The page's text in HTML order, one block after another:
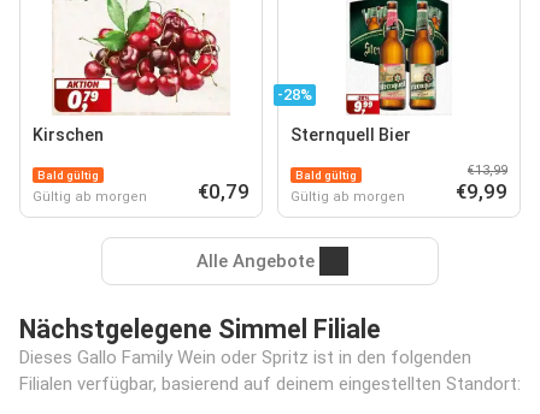
Kirschen
Bald gültig
Gültig ab morgen €0,79
-28%
Sternquell Bier
Bald gültig
Gültig ab morgen
€13,99
€9,99
Alle Angebote
Nächstgelegene Simmel Filiale
Dieses Gallo Family Wein oder Spritz ist in den folgenden
Filialen verfügbar, basierend auf deinem eingestellten Standort: